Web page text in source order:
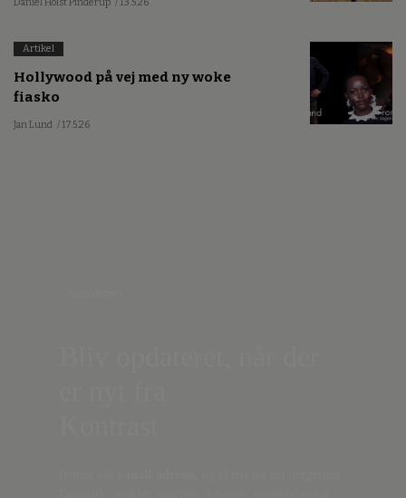
Artikel
Hollywood på vej med ny woke
fiasko
Jan Lund / 17.5.26